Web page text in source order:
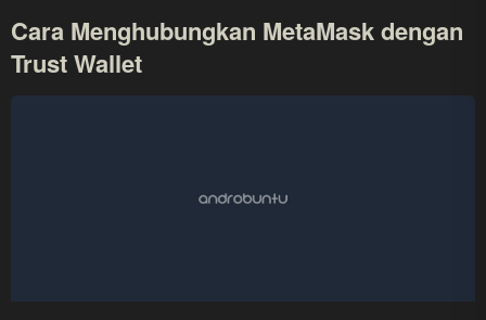
Cara Menghubungkan MetaMask dengan
Trust Wallet